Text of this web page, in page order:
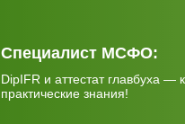
Специалист МСФО:
DipIFR и аттестат главбуха —
практические знания!